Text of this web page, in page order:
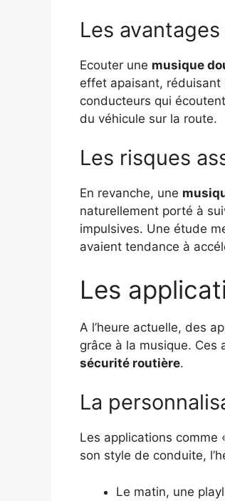
Les
Ecouter une musique
effet apaisant, réduisant
conducteurs qui
du véhicule sur la route.
Les risques
En revanche, une
naturellement porté à
impulsives. Une étude
avaient tendance à
Les
A l’heure actuelle, des
grâce à la musique.
sécurité routière.
La
Les applications comme
son style de conduite,
Le matin, une